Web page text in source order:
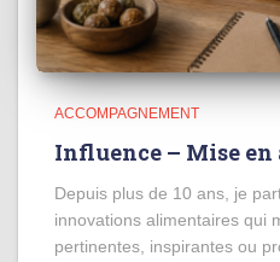
ACCOMPAGNEMENT
Influence – Mise
Depuis plus de 10 ans, je
innovations alimentaires qui
pertinentes, inspirantes ou